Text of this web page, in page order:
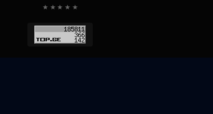
★ ★ ★ ★ ★